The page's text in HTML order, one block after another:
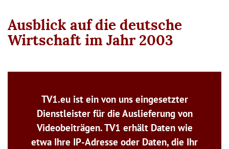
Ausblick auf die deutsche
Wirtschaft im Jahr 2003
TV1.eu ist ein von uns eingesetzter
Dienstleister für die Auslieferung von
Videobeiträgen. TV1 erhält Daten wie
etwa Ihre IP-Adresse oder Daten, die Ihr